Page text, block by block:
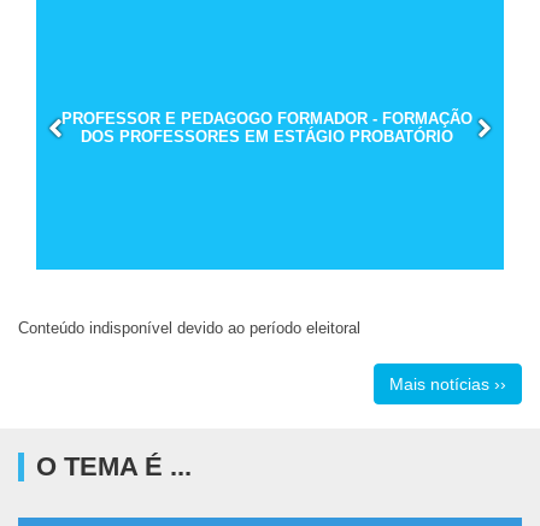
PROFESSOR E PEDAGOGO FORMADOR - FORMAÇÃO
DOS PROFESSORES EM ESTÁGIO PROBATÓRIO
Conteúdo indisponível devido ao período eleitoral
Mais notícias ››
O TEMA É ...